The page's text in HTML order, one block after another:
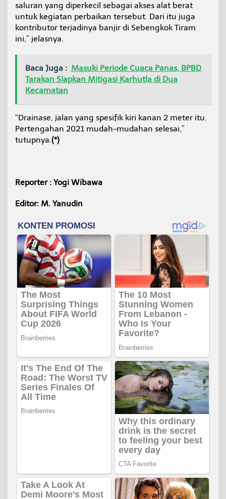
saluran yang diperkecil sebagai akses alat berat
untuk kegiatan perbaikan tersebut. Dari itu juga
kontributor terjadinya banjir di Sebengkok Tiram
ini,” jelasnya.
Baca Juga : Masuki Periode Cuaca Panas, BPBD
Tarakan Siapkan Mitigasi Karhutla di Dua
Kecamatan
“Drainase, jalan yang spesifik kiri kanan 2 meter itu.
Pertengahan 2021 mudah-mudahan selesai,”
tutupnya.(*)
Reporter : Yogi Wibawa
Editor: M. Yanudin